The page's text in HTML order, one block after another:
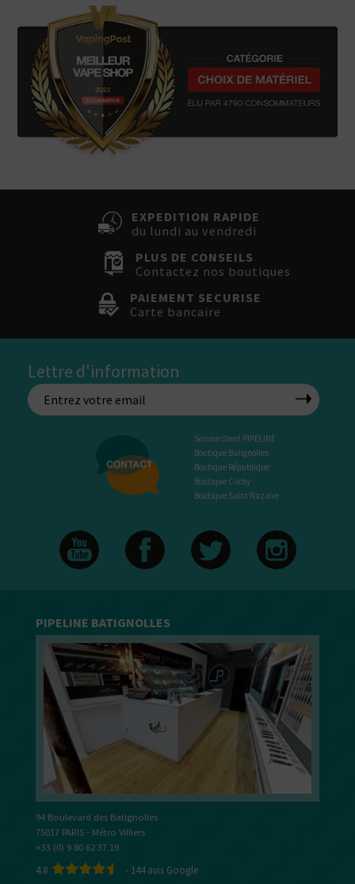
EXPEDITION RAPIDE
du lundi au vendredi
PLUS DE CONSEILS
Contactez nos boutiques
PAIEMENT SECURISE
Carte bancaire
Lettre d'information
Service client PIPELINE
Boutique Batignolles
Boutique République
Boutique Clichy
Boutique Saint Nazaire
PIPELINE BATIGNOLLES
94 Boulevard des Batignolles
75017 PARIS - Métro Villiers
+33 (0) 9 80 62 37 19
4.8 - 144avis Google